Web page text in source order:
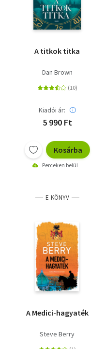
A titkok titka
Dan Brown
Kiadói ár:
5 990 Ft
Kosárba
Perceken belül
E-KÖNYV
A Medici-hagyaték
Steve Berry